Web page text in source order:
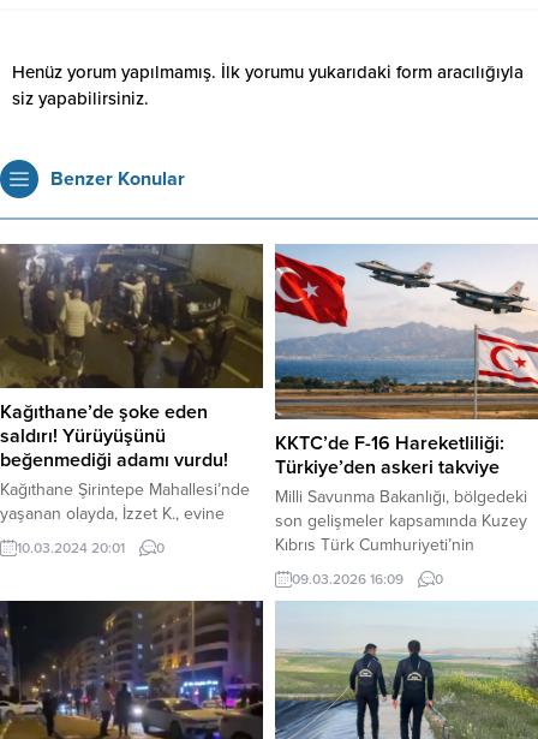
Henüz yorum yapılmamış. İlk yorumu yukarıdaki form aracılığıyla
siz yapabilirsiniz.
Benzer Konular
Kağıthane’de şoke eden
saldırı! Yürüyüşünü
beğenmediği adamı vurdu!
Kağıthane Şirintepe Mahallesi’nde
yaşanan olayda, İzzet K., evine
doğru yürürken karşısına çıkan bir
şahıs tarafından silahlı saldırıya
kameralarına yansırken,
bacaklarından vurulan İzzet K.
hastaneye kaldırıldı. Saldırgan
Murat Y. ise polis tarafından
yakalanarak tutuklandı. Saldırı,
2023 yılının ayında gerçekleşti.
10.03.2024 20:01 0
KKTC’de F-16 Hareketliliği:
Türkiye’den askeri takviye
Milli Savunma Bakanlığı, bölgedeki
son gelişmeler kapsamında Kuzey
Kıbrıs Türk Cumhuriyeti’nin
güvenliğinin artırılmasına yönelik
yeni bir adım atıldığını duyurdu.
yapılan yazılı açıklamada, kademeli
planlamalar çerçevesinde 6 adet F-
16 Fighting Falcon savaş uçağı ile
hava savunma sistemlerinin an
09.03.2026 16:09 0